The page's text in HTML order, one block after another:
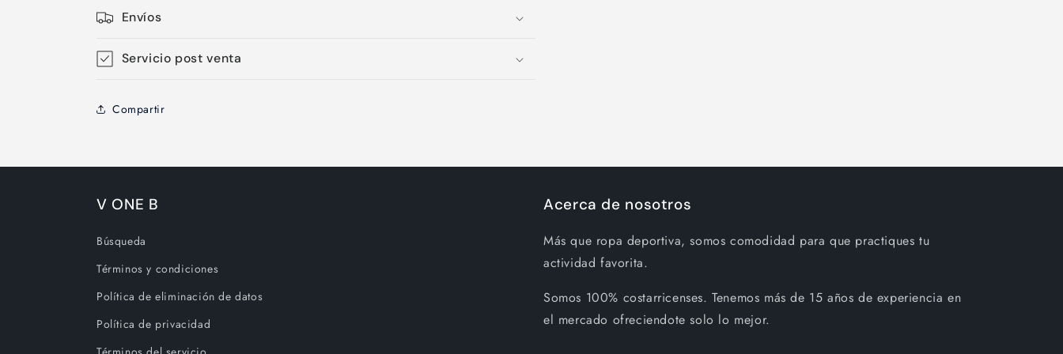
Envíos
Servicio post venta
Compartir
V ONE B
Búsqueda
Términos y condiciones
Política de eliminación de datos
Política de privacidad
Acerca de nosotros
Más que ropa deportiva, somos comodidad para que practiques tu
actividad favorita.
Somos 100% costarricenses. Tenemos más de 15 años de experiencia en
el mercado ofreciendote solo lo mejor.